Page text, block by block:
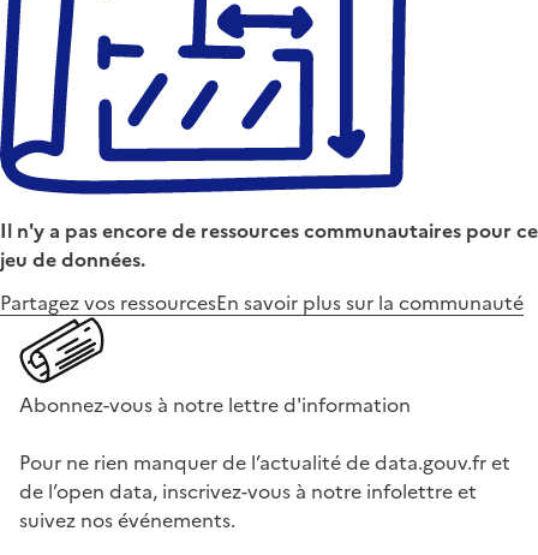
Il n'y a pas encore de ressources communautaires pour ce
jeu de données.
Partagez vos ressourcesEn savoir plus sur la communauté
Abonnez-vous à notre lettre d'information
Pour ne rien manquer de l’actualité de data.gouv.fr et
de l’open data, inscrivez-vous à notre infolettre et
suivez nos événements.